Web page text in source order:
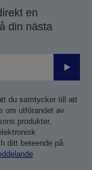
en
din nästa
Skicka
du samtycker till att
om utförandet av
produkter,
ditt beteende på